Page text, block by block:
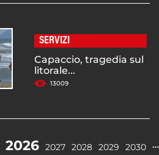
SERVIZI
Capaccio, tragedia sul
litorale...
13009
2026 2027 2028 2029 2030 …